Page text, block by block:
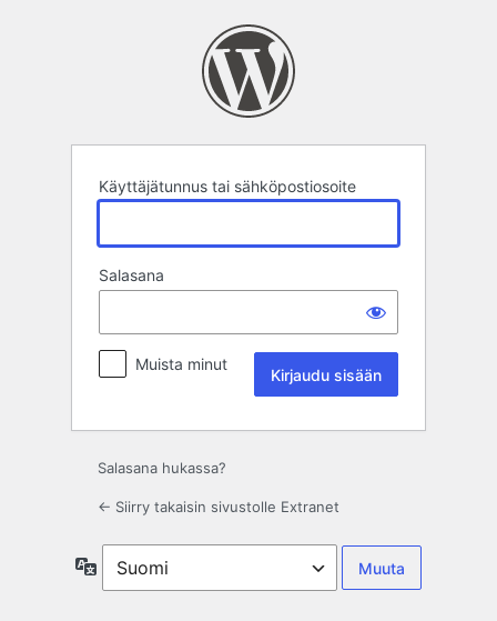
Käyttäjätunnus tai sähköpostiosoite
Salasana
Muista minut
Salasana hukassa?
← Siirry takaisin sivustolle Extranet
Kieli